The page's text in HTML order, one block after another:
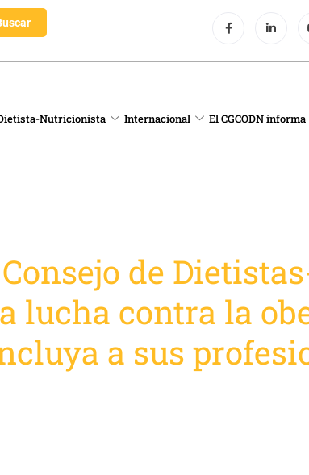
Nutricionista Internacional El CGCODN informa
de
lucha contra la
a sus